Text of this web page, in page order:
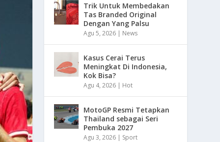
Trik Untuk Membedakan
Tas Branded Original
Dengan Yang Palsu
Agu 5, 2026 | News
Kasus Cerai Terus
Meningkat Di Indonesia,
Kok Bisa?
Agu 4, 2026 | Hot
MotoGP Resmi Tetapkan
Thailand sebagai Seri
Pembuka 2027
Agu 3, 2026 | Sport